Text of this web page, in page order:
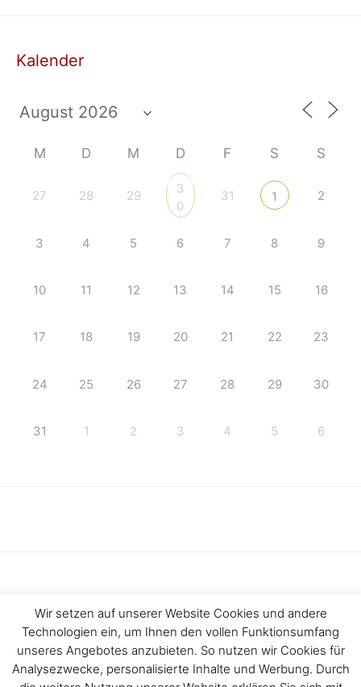
Kalender
M D M D F S S
27 28 29
3
0
31 1 2
3 4 5 6 7 8 9
10 11 12 13 14 15 16
17 18 19 20 21 22 23
24 25 26 27 28 29 30
31 1 2 3 4 5 6
Haftungsausschluss
Impressum
Datenschutzerklärung
Kontakt
Wir setzen auf unserer Website Cookies und andere
Technologien ein, um Ihnen den vollen Funktionsumfang
unseres Angebotes anzubieten. So nutzen wir Cookies für
Analysezwecke, personalisierte Inhalte und Werbung. Durch